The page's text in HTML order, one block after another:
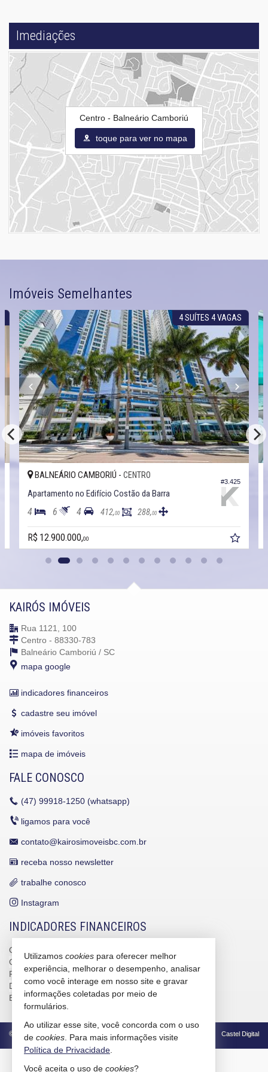
Imediações
Centro - Balneário Camboriú
toque para ver no mapa
Imóveis Semelhantes
4 SUÍTES 4 VAGAS
#3.425
BALNEÁRIO CAMBORIÚ - CENTRO
Apartamento no Edifício Costão da Barra
4 6 4 412,00 288,00
R$ 12.900.000,00
KAIRÓS IMÓVEIS
Rua 1121, 100
Centro - 88330-783
Balneário Camboriú / SC
mapa google
indicadores financeiros
cadastre seu imóvel
imóveis favoritos
mapa de imóveis
FALE CONOSCO
(47) 99918-1250 (whatsapp)
ligamos para você
contato@kairosimoveisbc.com.br
receba nosso newsletter
trabalhe conosco
Instagram
INDICADORES FINANCEIROS
CUB /
CUB /SCvariação
0,95%
Poupança
0,6738%
Dólar Comercial
R$ 5,10
Euro
R$ 5,88
© 2026 CRECI/SC 4586-J Política de Privacidade Castel Digital
Utilizamos cookies para oferecer melhor
experiência, melhorar o desempenho, analisar
como você interage em nosso site e gravar
informações coletadas por meio de
formulários.
Ao utilizar esse site, você concorda com o uso
de cookies . Para mais informações visite
Política de Privacidade
Você aceita o uso de cookies?